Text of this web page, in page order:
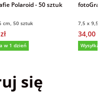
Polaroid - 50 sztuk
cm, 50 sztuk
w 1 dzień
7,5 x
34,00
się